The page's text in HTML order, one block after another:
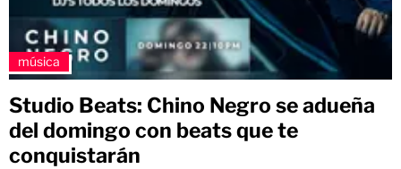
música
Studio Beats: Chino Negro se adueña
del domingo con beats que te
conquistarán